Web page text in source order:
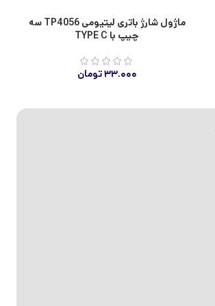
ماژول شارژ باتری لیتیومی TP4056 سه
چیپ با TYPE C
۳۳.۰۰۰تومان